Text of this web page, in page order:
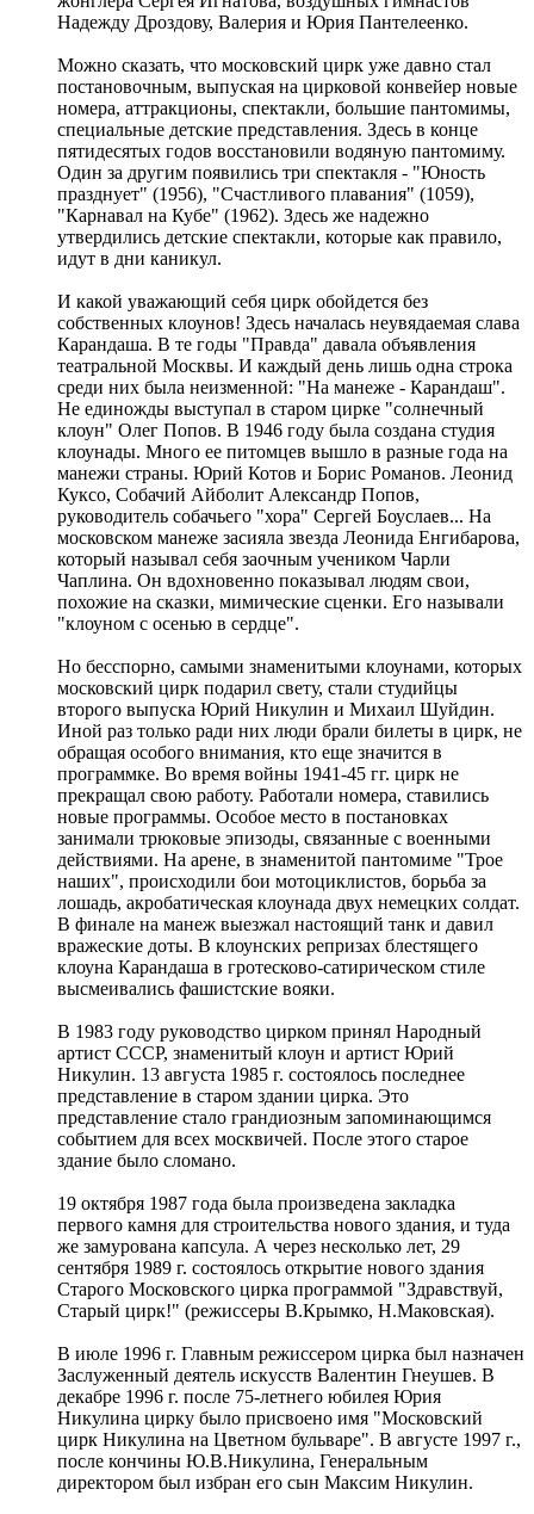
Надежду Дроздову, Валерия и Юрия Пантелеенко.
Можно сказать, что московский цирк уже давно стал
постановочным, выпуская на цирковой конвейер новые
номера, аттракционы, спектакли, большие пантомимы,
специальные детские представления. Здесь в конце
пятидесятых годов восстановили водяную пантомиму.
Один за другим появились три спектакля - "Юность
празднует" (1956), "Счастливого плавания" (1059),
"Карнавал на Кубе" (1962). Здесь же надежно
утвердились детские спектакли, которые как правило,
идут в дни каникул.
И какой уважающий себя цирк обойдется без
собственных клоунов! Здесь началась неувядаемая слава
Карандаша. В те годы "Правда" давала объявления
театральной Москвы. И каждый день лишь одна строка
среди них была неизменной: "На манеже - Карандаш".
Не единожды выступал в старом цирке "солнечный
клоун" Олег Попов. В 1946 году была создана студия
клоунады. Много ее питомцев вышло в разные года на
манежи страны. Юрий Котов и Борис Романов. Леонид
Куксо, Собачий Айболит Александр Попов,
руководитель собачьего "хора" Сергей Боуслаев... На
московском манеже засияла звезда Леонида Енгибарова,
который называл себя заочным учеником Чарли
Чаплина. Он вдохновенно показывал людям свои,
похожие на сказки, мимические сценки. Его называли
"клоуном с осенью в сердце".
Но бесспорно, самыми знаменитыми клоунами, которых
московский цирк подарил свету, стали студийцы
второго выпуска Юрий Никулин и Михаил Шуйдин.
Иной раз только ради них люди брали билеты в цирк, не
обращая особого внимания, кто еще значится в
программке. Во время войны 1941-45 гг. цирк не
прекращал свою работу. Работали номера, ставились
новые программы. Особое место в постановках
занимали трюковые эпизоды, связанные с военными
действиями. На арене, в знаменитой пантомиме "Трое
наших", происходили бои мотоциклистов, борьба за
лошадь, акробатическая клоунада двух немецких солдат.
В финале на манеж выезжал настоящий танк и давил
вражеские доты. В клоунских репризах блестящего
клоуна Карандаша в гротесково-сатирическом стиле
высмеивались фашистские вояки.
В 1983 году руководство цирком принял Народный
артист СССР, знаменитый клоун и артист Юрий
Никулин. 13 августа 1985 г. состоялось последнее
представление в старом здании цирка. Это
представление стало грандиозным запоминающимся
событием для всех москвичей. После этого старое
здание было сломано.
19 октября 1987 года была произведена закладка
первого камня для строительства нового здания, и туда
же замурована капсула. А через несколько лет, 29
сентября 1989 г. состоялось открытие нового здания
Старого Московского цирка программой "Здравствуй,
Старый цирк!" (режиссеры В.Крымко, Н.Маковская).
В июле 1996 г. Главным режиссером цирка был назначен
Заслуженный деятель искусств Валентин Гнеушев. В
декабре 1996 г. после 75-летнего юбилея Юрия
Никулина цирку было присвоено имя "Московский
цирк Никулина на Цветном бульваре". В августе 1997 г.,
после кончины Ю.В.Никулина, Генеральным
директором был избран его сын Максим Никулин.